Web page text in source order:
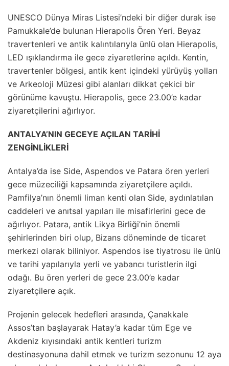
UNESCO Dünya Miras Listesi’ndeki bir diğer durak ise
Pamukkale’de bulunan Hierapolis Ören Yeri. Beyaz
travertenleri ve antik kalıntılarıyla ünlü olan Hierapolis,
LED ışıklandırma ile gece ziyaretlerine açıldı. Kentin,
travertenler bölgesi, antik kent içindeki yürüyüş yolları
ve Arkeoloji Müzesi gibi alanları dikkat çekici bir
görünüme kavuştu. Hierapolis, gece 23.00’e kadar
ziyaretçilerini ağırlıyor.
ANTALYA’NIN GECEYE AÇILAN TARİHİ
ZENGİNLİKLERİ
Antalya’da ise Side, Aspendos ve Patara ören yerleri
gece müzeciliği kapsamında ziyaretçilere açıldı.
Pamfilya’nın önemli liman kenti olan Side, aydınlatılan
caddeleri ve anıtsal yapıları ile misafirlerini gece de
ağırlıyor. Patara, antik Likya Birliği’nin önemli
şehirlerinden biri olup, Bizans döneminde de ticaret
merkezi olarak biliniyor. Aspendos ise tiyatrosu ile ünlü
ve tarihi yapılarıyla yerli ve yabancı turistlerin ilgi
odağı. Bu ören yerleri de gece 23.00’e kadar
ziyaretçilere açık.
Projenin gelecek hedefleri arasında, Çanakkale
Assos’tan başlayarak Hatay’a kadar tüm Ege ve
Akdeniz kıyısındaki antik kentleri turizm
destinasyonuna dahil etmek ve turizm sezonunu 12 aya